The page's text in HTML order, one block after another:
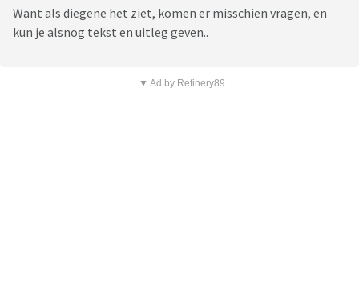
Want als diegene het ziet, komen er misschien vragen, en
kun je alsnog tekst en uitleg geven..
▼ Ad by Refinery89